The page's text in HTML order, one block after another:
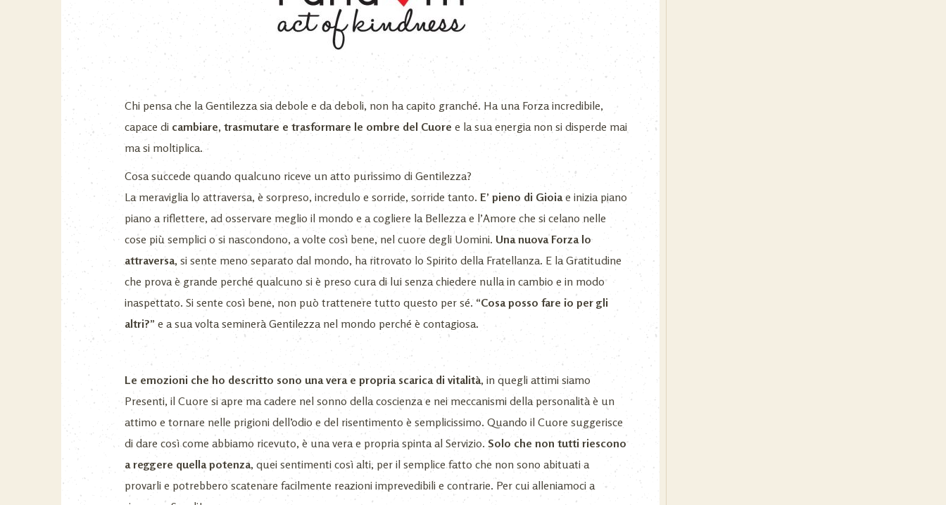
Chi pensa che la Gentilezza sia debole e da deboli, non ha capito granché. Ha una Forza incredibile,
capace di cambiare, trasmutare e trasformare le ombre del Cuore e la sua energia non si disperde mai
ma si moltiplica.
Cosa succede quando qualcuno riceve un atto purissimo di Gentilezza?
La meraviglia lo attraversa, è sorpreso, incredulo e sorride, sorride tanto. E’ pieno di Gioiae inizia piano
piano a riflettere, ad osservare meglio il mondo e a cogliere la Bellezza e l’Amore che si celano nelle
cose più semplici o si nascondono, a volte così bene, nel cuore degli Uomini. Una nuova Forza lo
attraversa, si sente meno separato dal mondo, ha ritrovato lo Spirito della Fratellanza. E la Gratitudine
che prova è grande perché qualcuno si è preso cura di lui senza chiedere nulla in cambio e in modo
inaspettato. Si sente così bene, non può trattenere tutto questo per sé.“Cosa posso fare io per gli
altri?” e a sua volta seminerà Gentilezza nel mondo perché è contagiosa.
Le emozioni che ho descritto sono una vera e propria scarica di vitalità, in quegli attimi siamo
Presenti, il Cuore si apre ma cadere nel sonno della coscienza e nei meccanismi della personalità è un
attimo e tornare nelle prigioni dell’odio e del risentimento è semplicissimo. Quando il Cuore suggerisce
di dare così come abbiamo ricevuto, è una vera e propria spinta al Servizio. Solo che non tutti riescono
a reggere quella potenza, quei sentimenti così alti, per il semplice fatto che non sono abituati a
provarli e potrebbero scatenare facilmente reazioni imprevedibili e contrarie. Per cui alleniamoci a